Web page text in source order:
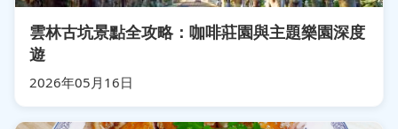
雲林古坑景點全攻略：咖啡莊園與主題樂園深度
遊
2026年05月16日